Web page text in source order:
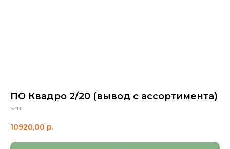
ПО Квадро 2/20 (вывод с ассортимента)
SKU:
10920,00 р.